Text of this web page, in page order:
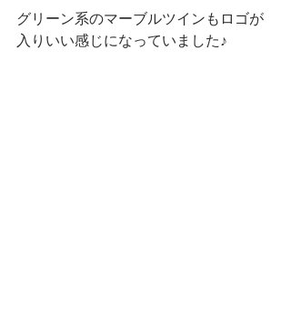
グリーン系のマーブルツインもロゴが
入りいい感じになっていました♪